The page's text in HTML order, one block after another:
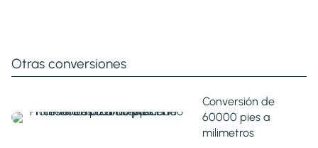
Otras conversiones
Conversión de
60000 pies a
milimetros